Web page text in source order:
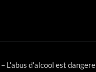
– L’abus d’alcool est